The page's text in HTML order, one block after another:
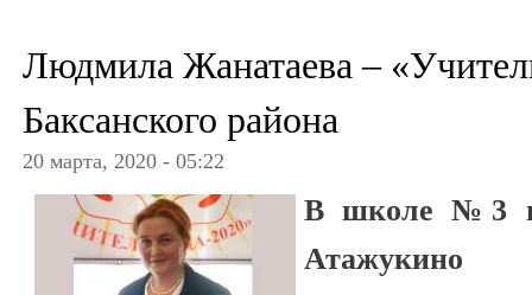
Людмила Жанатаева –
Баксанского района
20 марта, 2020 - 05:22
В школе №3